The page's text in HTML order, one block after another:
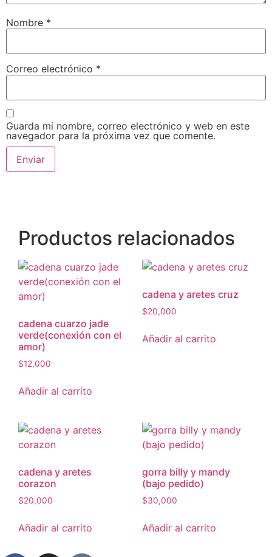
Nombre *
Correo electrónico *
Guarda mi nombre, correo electrónico y web en este
navegador para la próxima vez que comente.
Productos relacionados
cadena cuarzo jade
verde(conexión con el
amor)
$12,000
Añadir al carrito
cadena y aretes cruz
$20,000
Añadir al carrito
cadena y aretes
corazon
$20,000
Añadir al carrito
gorra billy y mandy
(bajo pedido)
$30,000
Añadir al carrito